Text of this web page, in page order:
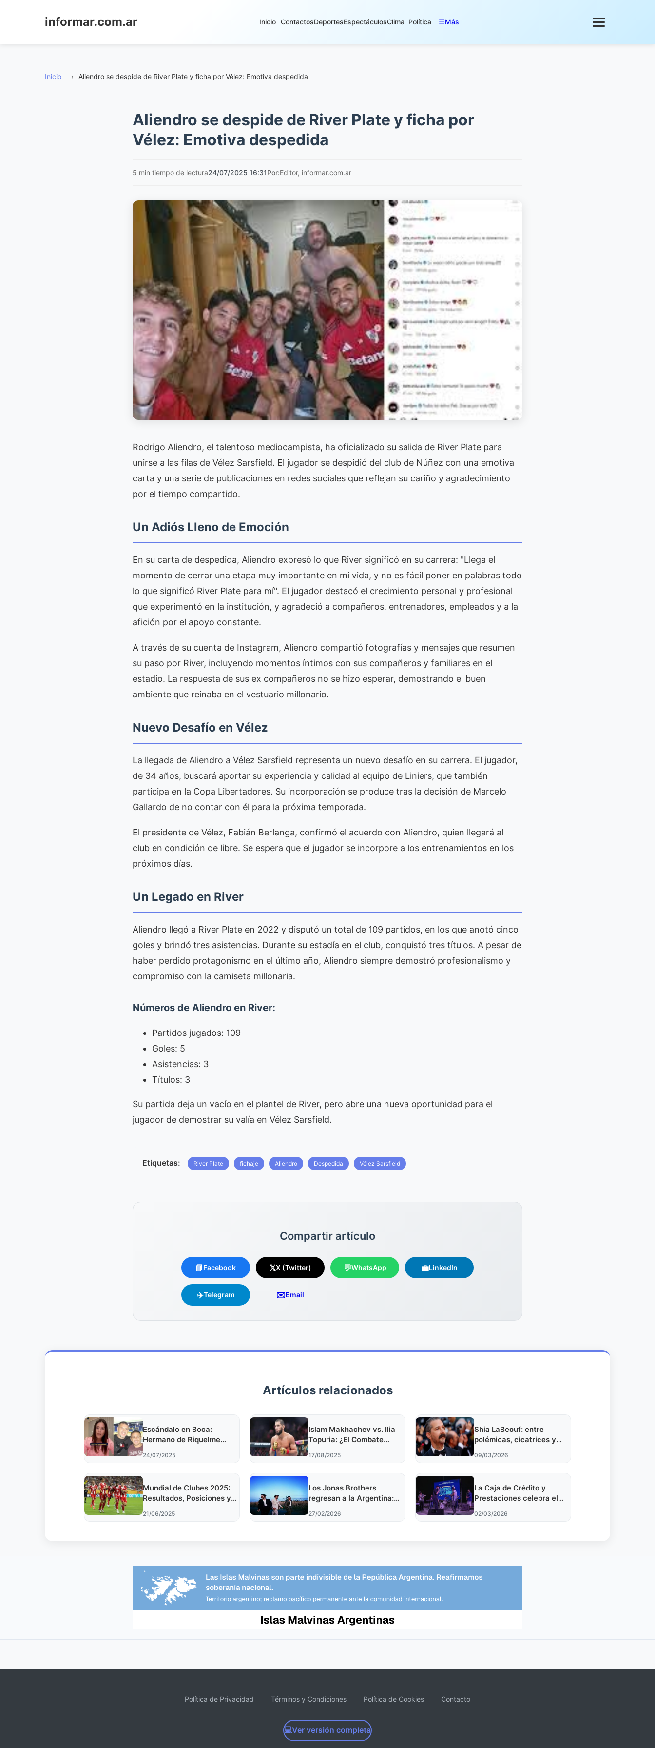
informar.com.ar Inicio ContactosDeportesEspectáculosClima Política ☰Más
Inicio › Aliendro se despide de River Plate y ficha por Vélez: Emotiva despedida
Aliendro se despide de River Plate y ficha por
Vélez: Emotiva despedida
5 min tiempo de lectura24/07/2025 16:31Por:Editor, informar.com.ar
Rodrigo Aliendro, el talentoso mediocampista, ha oficializado su salida de River Plate para
unirse a las filas de Vélez Sarsfield. El jugador se despidió del club de Núñez con una emotiva
carta y una serie de publicaciones en redes sociales que reflejan su cariño y agradecimiento
por el tiempo compartido.
Un Adiós Lleno de Emoción
En su carta de despedida, Aliendro expresó lo que River significó en su carrera: "Llega el
momento de cerrar una etapa muy importante en mi vida, y no es fácil poner en palabras todo
lo que significó River Plate para mí". El jugador destacó el crecimiento personal y profesional
que experimentó en la institución, y agradeció a compañeros, entrenadores, empleados y a la
afición por el apoyo constante.
A través de su cuenta de Instagram, Aliendro compartió fotografías y mensajes que resumen
su paso por River, incluyendo momentos íntimos con sus compañeros y familiares en el
estadio. La respuesta de sus ex compañeros no se hizo esperar, demostrando el buen
ambiente que reinaba en el vestuario millonario.
Nuevo Desafío en Vélez
La llegada de Aliendro a Vélez Sarsfield representa un nuevo desafío en su carrera. El jugador,
de 34 años, buscará aportar su experiencia y calidad al equipo de Liniers, que también
participa en la Copa Libertadores. Su incorporación se produce tras la decisión de Marcelo
Gallardo de no contar con él para la próxima temporada.
El presidente de Vélez, Fabián Berlanga, confirmó el acuerdo con Aliendro, quien llegará al
club en condición de libre. Se espera que el jugador se incorpore a los entrenamientos en los
próximos días.
Un Legado en River
Aliendro llegó a River Plate en 2022 y disputó un total de 109 partidos, en los que anotó cinco
goles y brindó tres asistencias. Durante su estadía en el club, conquistó tres títulos. A pesar de
haber perdido protagonismo en el último año, Aliendro siempre demostró profesionalismo y
compromiso con la camiseta millonaria.
Números de Aliendro en River:
Partidos jugados: 109
Goles: 5
Asistencias: 3
Títulos: 3
Su partida deja un vacío en el plantel de River, pero abre una nueva oportunidad para el
jugador de demostrar su valía en Vélez Sarsfield.
Etiquetas: River Plate fichaje Aliendro Despedida Vélez Sarsfield
Compartir artículo
📘Facebook 𝕏X (Twitter) 💬WhatsApp 💼LinkedIn
✈️Telegram ✉️Email
Artículos relacionados
Escándalo en Boca:
Hermano de Riquelme
Amenazas
24/07/2025
Islam Makhachev vs. Ilia
Topuria: ¿El Combate
17/08/2025
Shia LaBeouf: entre
polémicas, cicatrices y
ante la fama
09/03/2026
Mundial de Clubes 2025:
Resultados, Posiciones y
21/06/2025
Los Jonas Brothers
regresan a la Argentina:
comprar entradas
27/02/2026
La Caja de Crédito y
Prestaciones celebra el
Responsable en el Parque
02/03/2026
Política de Privacidad Términos y Condiciones Política de Cookies Contacto
💻Ver versión completa